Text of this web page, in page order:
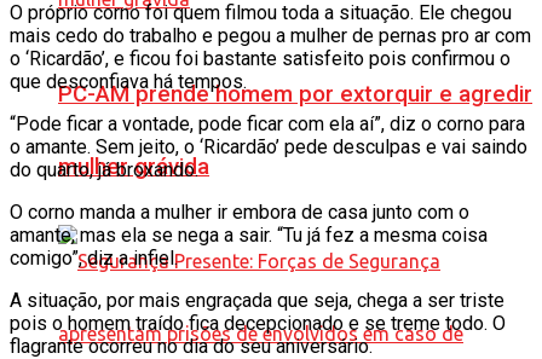
PC-AM prende homem por extorquir e agredir
mulher grávida
O próprio corno foi quem filmou toda a situação. Ele chegou
mais cedo do trabalho e pegou a mulher de pernas pro ar com
o ‘Ricardão’, e ficou foi bastante satisfeito pois confirmou o
que desconfiava há tempos.
“Pode ficar a vontade, pode ficar com ela aí”, diz o corno para
o amante. Sem jeito, o ‘Ricardão’ pede desculpas e vai saindo
do quarto, já broxando.
O corno manda a mulher ir embora de casa junto com o
amante, mas ela se nega a sair. “Tu já fez a mesma coisa
comigo”, diz a infiel.
A situação, por mais engraçada que seja, chega a ser triste
pois o homem traído fica decepcionado e se treme todo. O
flagrante ocorreu no dia do seu aniversário.